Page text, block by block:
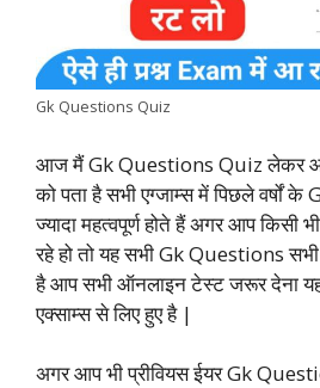
k
p
r
n
m
Gk Questions Quiz
आज मैं Gk Questions Quiz लेकर
को पता है सभी एग्जाम्स में पिछले वर्षों
ज्यादा महत्वपूर्ण होते हैं अगर आप किसी
रहे हो तो यह सभी Gk Questions सभी
है आप सभी ऑनलाइन टेस्ट जरूर देना
एक्साम्स से लिए हुए है |
अगर आप भी प्रीवियस ईयर Gk